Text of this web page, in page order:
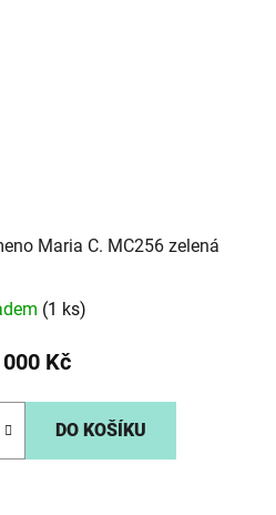
Maria C. MC256 zelená
(1 ks)
Kč
DO KOŠÍKU